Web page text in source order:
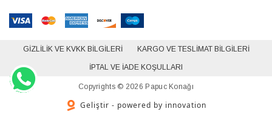
GIZLILIK VE KVKK BILGILERI KARGO VE TESLIMAT BILGILERI
İPTAL VE İADE KOŞULLARI
Copyrights © 2026 Papuc Konağı
Geliştir - powered by innovation